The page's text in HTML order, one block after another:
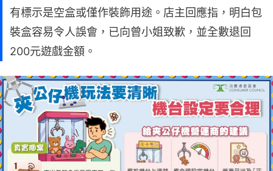
有標示是空盒或僅作裝飾用途。店主回應指，明白包
裝盒容易令人誤會，已向曾小姐致歉，並全數退回
200元遊戲金額。